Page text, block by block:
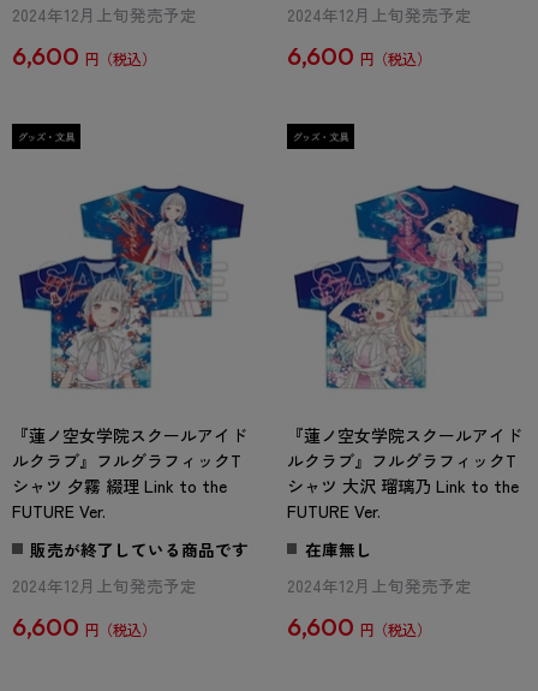
2024年12月上旬発売予定
6,600 円
2024年12月上旬発売予定
6,600 円
『蓮ノ空女学院スクールアイド
ルクラブ』フルグラフィックT
シャツ 夕霧 綴理 Link to the
FUTURE Ver.
販売が終了している商品です
2024年12月上旬発売予定
6,600 円
『蓮ノ空女学院スクールアイド
ルクラブ』フルグラフィックT
シャツ 大沢 瑠璃乃 Link to the
FUTURE Ver.
在庫無し
2024年12月上旬発売予定
6,600 円